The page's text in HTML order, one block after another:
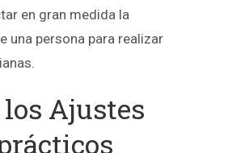
en gran medida la
una persona para realizar
los Ajustes